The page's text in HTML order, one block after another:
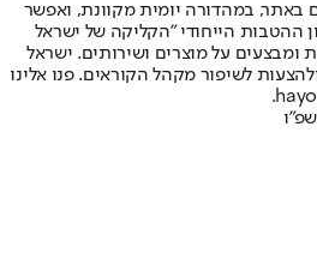
באתר, במהדורה יומית מקוונת, ואפשר
ההטבות הייחודי "הקליקה של ישראל
ומבצעים על מוצרים ושירותים. ישראל
לשיפור מקהל הקוראים. פנו אלינו